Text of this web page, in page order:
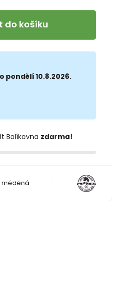
do košíku
pondělí 10.8.2026.
Balíkovna zdarma!
měděná